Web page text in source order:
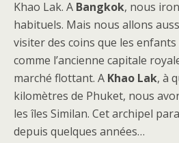
Khao Lak. A Bangkok, nous
habituels. Mais nous allons
visiter des coins que les
comme l’ancienne capitale
marché flottant. A Khao Lak, à
kilomètres de Phuket, nous
les îles Similan. Cet archipel
depuis quelques années…